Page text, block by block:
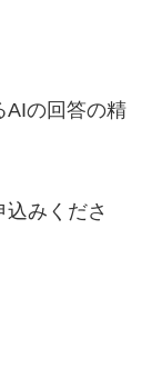
AIの回答の精
込みくださ